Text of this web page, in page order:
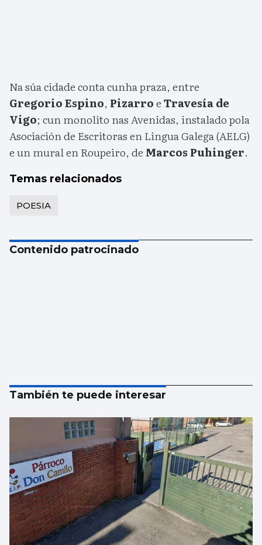
Na súa cidade conta cunha praza, entre
Gregorio Espino, PizarroeTravesía de
Vigo; cun monolito nas Avenidas, instalado pola
Asociación de Escritoras en Lingua Galega (AELG)
e un mural en Roupeiro, de Marcos Puhinger.
Temas relacionados
POESIA
Contenido patrocinado
También te puede interesar